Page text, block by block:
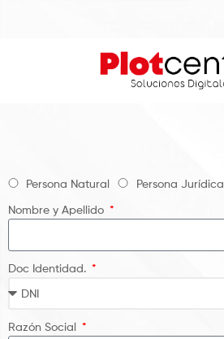
Persona Natural
Persona Jurídica
Nombre y Apellido
Doc Identidad.
Razón Social